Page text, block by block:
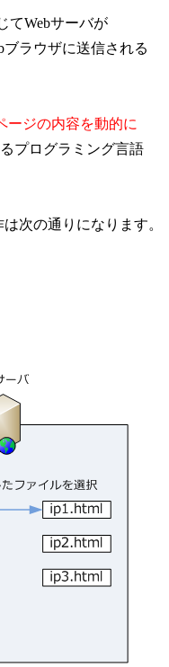
てWebサーバが
ラウザに送信される
ージの内容を動的に
プログラミング言語
次の通りになります。